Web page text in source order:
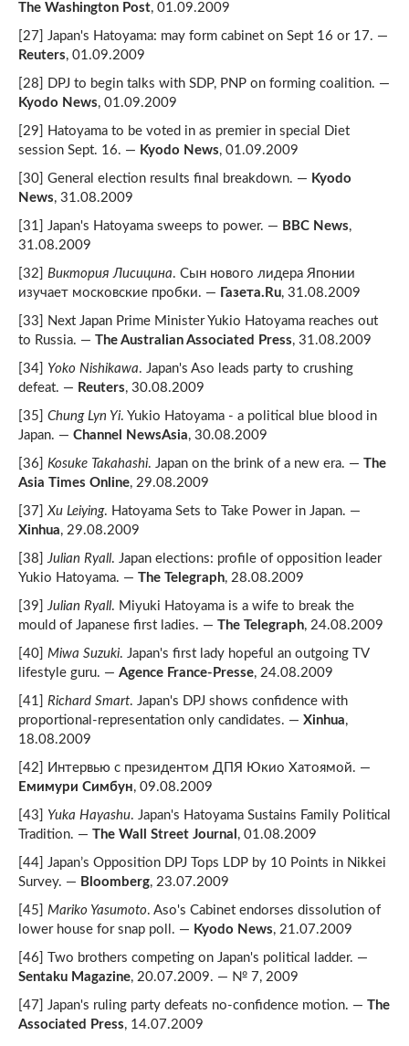
The Washington Post, 01.09.2009
[27] Japan's Hatoyama: may form cabinet on Sept 16 or 17. —
Reuters, 01.09.2009
[28] DPJ to begin talks with SDP, PNP on forming coalition. —
Kyodo News, 01.09.2009
[29] Hatoyama to be voted in as premier in special Diet
session Sept. 16. — Kyodo News, 01.09.2009
[30] General election results final breakdown. — Kyodo
News, 31.08.2009
[31] Japan's Hatoyama sweeps to power. — BBC News,
31.08.2009
[32] Виктория Лисицина. Сын нового лидера Японии
изучает московские пробки. — Газета.Ru, 31.08.2009
[33] Next Japan Prime Minister Yukio Hatoyama reaches out
to Russia. — The Australian Associated Press, 31.08.2009
[34] Yoko Nishikawa. Japan's Aso leads party to crushing
defeat. — Reuters, 30.08.2009
[35] Chung Lyn Yi. Yukio Hatoyama - a political blue blood in
Japan. — Channel NewsAsia, 30.08.2009
[36] Kosuke Takahashi. Japan on the brink of a new era. — The
Asia Times Online, 29.08.2009
[37]Xu Leiying. Hatoyama Sets to Take Power in Japan. —
Xinhua, 29.08.2009
[38]Julian Ryall. Japan elections: profile of opposition leader
Yukio Hatoyama. — The Telegraph, 28.08.2009
[39]Julian Ryall. Miyuki Hatoyama is a wife to break the
mould of Japanese first ladies. — The Telegraph, 24.08.2009
[40] Miwa Suzuki. Japan's first lady hopeful an outgoing TV
lifestyle guru. — Agence France-Presse, 24.08.2009
[41] Richard Smart. Japan's DPJ shows confidence with
proportional-representation only candidates. — Xinhua,
18.08.2009
[42] Интервью с президентом ДПЯ Юкио Хатоямой. —
Емимури Симбун, 09.08.2009
[43] Yuka Hayashu. Japan's Hatoyama Sustains Family Political
Tradition. — The Wall Street Journal , 01.08.2009
[44] Japan’s Opposition DPJ Tops LDP by 10 Points in Nikkei
Survey. — Bloomberg, 23.07.2009
[45] Mariko Yasumoto. Aso's Cabinet endorses dissolution of
lower house for snap poll. — Kyodo News, 21.07.2009
[46] Two brothers competing on Japan's political ladder. —
Sentaku Magazine, 20.07.2009. — № 7, 2009
[47] Japan's ruling party defeats no-confidence motion. — The
Associated Press, 14.07.2009